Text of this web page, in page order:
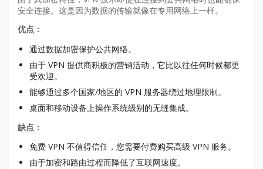
安全连接。这是因为数据的传输就像在专用网络上一样。
优点：
通过数据加密保护公共网络。
由于 VPN 提供商积极的营销活动，它比以往任何时候都更
受欢迎。
能够通过多个国家/地区的 VPN 服务器绕过地理限制。
桌面和移动设备上操作系统级别的无缝集成。
缺点：
免费 VPN 不值得信任，您需要付费购买高级 VPN 服务。
由于加密和路由过程而降低了互联网速度。